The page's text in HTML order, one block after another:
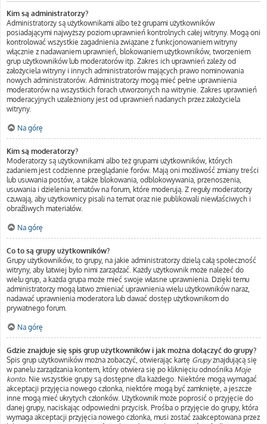
Kim są administratorzy?
Administratorzy są użytkownikami albo też grupami użytkowników
posiadającymi najwyższy poziom uprawnień kontrolnych całej witryny. Mogą oni
kontrolować wszystkie zagadnienia związane z funkcjonowaniem witryny
włącznie z nadawaniem uprawnień, blokowaniem użytkowników, tworzeniem
grup użytkowników lub moderatorów itp. Zakres ich uprawnień zależy od
założyciela witryny i innych administratorów mających prawo nominowania
nowych administratorów. Administratorzy mogą mieć pełne uprawnienia
moderatorów na wszystkich forach utworzonych na witrynie. Zakres uprawnień
moderacyjnych uzależniony jest od uprawnień nadanych przez założyciela
witryny.
Na górę
Kim są moderatorzy?
Moderatorzy są użytkownikami albo też grupami użytkowników, których
zadaniem jest codzienne przeglądanie forów. Mają oni możliwość zmiany treści
lub usuwania postów, a także blokowania, odblokowywania, przenoszenia,
usuwania i dzielenia tematów na forum, które moderują. Z reguły moderatorzy
czuwają, aby użytkownicy pisali na temat oraz nie publikowali niewłaściwych i
obraźliwych materiałów.
Na górę
Co to są grupy użytkowników?
Grupy użytkowników, to grupy, na jakie administratorzy dzielą całą społeczność
witryny, aby łatwiej było nimi zarządzać. Każdy użytkownik może należeć do
wielu grup, a każda grupa może mieć swoje własne uprawnienia. Dzięki temu
administratorzy mogą łatwo zmieniać uprawnienia wielu użytkowników naraz,
nadawać uprawnienia moderatora lub dawać dostęp użytkownikom do
prywatnego forum.
Na górę
Gdzie znajduje się spis grup użytkowników i jak można dołączyć do grupy?
Spis grup użytkowników można zobaczyć, otwierając kartę Grupyznajdującą się
w panelu zarządzania kontem, który otwiera się po kliknięciu odnośnika Moje
konto. Nie wszystkie grupy są dostępne dla każdego. Niektóre mogą wymagać
akceptacji przyjęcia nowego członka, niektóre mogą być zamknięte, a jeszcze
inne mogą mieć ukrytych członków. Użytkownik może poprosić o przyjęcie do
danej grupy, naciskając odpowiedni przycisk. Prośba o przyjęcie do grupy, która
wymaga akceptacji przyjęcia nowego członka, musi zostać zaakceptowana przez